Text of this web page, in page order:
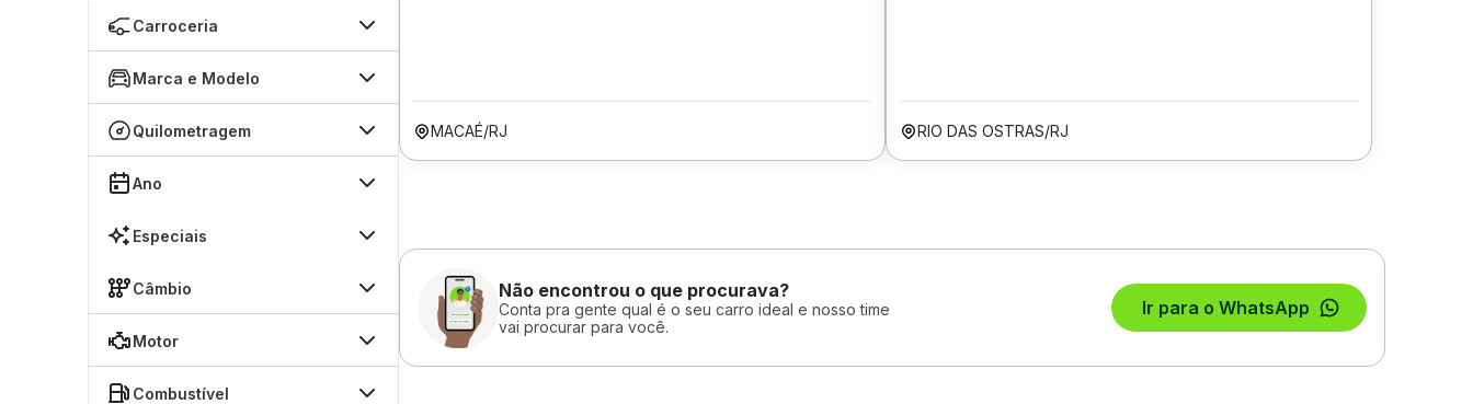
Carroceria
Marca e Modelo
Quilometragem
Ano
Especiais
Câmbio
Motor
Combustível
MACAÉ/RJ RIO DAS OSTRAS/RJ
Não encontrou o que procurava?
Conta pra gente qual é o seu carro ideal e nosso time
vai procurar para você.
Ir para o WhatsApp